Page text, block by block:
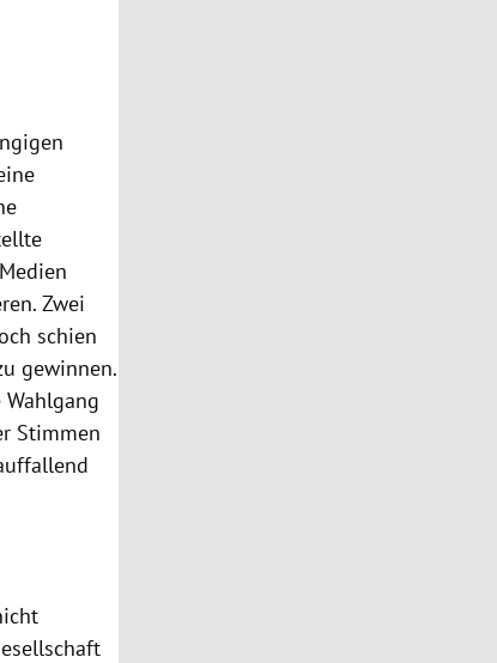
Zwei
schien
gewinnen.
Stimmen